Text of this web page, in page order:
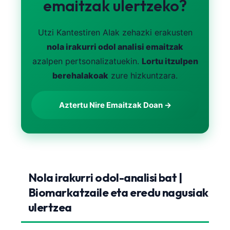
emaitzak ulertzeko?
Utzi Kantestiren AIak zehazki erakusten
nola irakurri odol analisi emaitzak
azalpen pertsonalizatuekin. Lortu itzulpen
berehalakoak zure hizkuntzara.
Aztertu Nire Emaitzak Doan →
Nola irakurri odol-analisi bat |
Biomarkatzaile eta eredu nagusiak
ulertzea
Occitan
العربية المغربية
Afrikaans
Кыргызча
Татар теле
Беларуская мова
Esperanto
Frysk